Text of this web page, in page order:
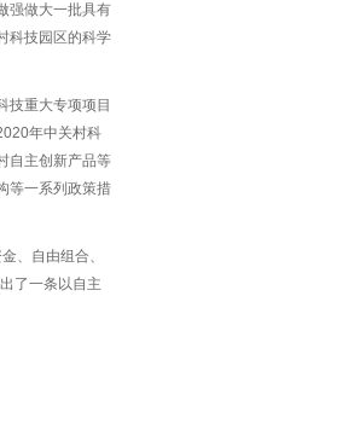
强做大一批具有
科技园区的科学
技重大专项项目
年中关村科
自主创新产品等
等一系列政策措
、自由组合、
了一条以自主